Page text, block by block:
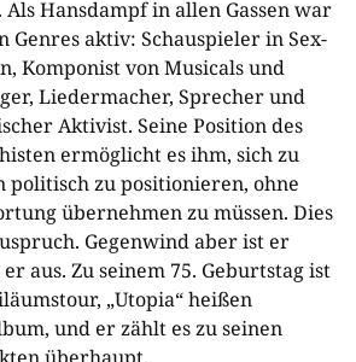
Hansdampf in allen Gassen war
Genres aktiv: Schauspieler in Sex-
Komponist von Musicals und
Liedermacher, Sprecher und
Aktivist. Seine Position des
ermöglicht es ihm, sich zu
politisch zu positionieren, ohne
übernehmen zu müssen. Dies
Gegenwind aber ist er
aus. Zu seinem 75. Geburtstag ist
„Utopia“ heißen
und er zählt es zu seinen
überhaupt.